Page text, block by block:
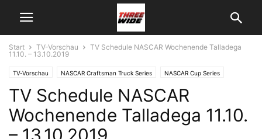
Start TV-Vorschau
TV Schedule NASCAR Wochenende Talladega
11.10. – 13.10.2019
TV-Vorschau NASCAR Craftsman Truck Series NASCAR Cup Series
TV Schedule NASCAR
Wochenende Talladega 11.10.